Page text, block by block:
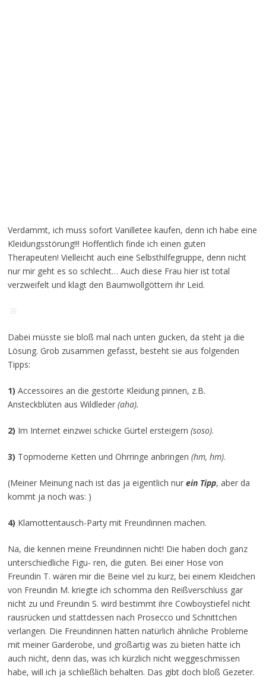
Verdammt, ich muss sofort Vanilletee kaufen, denn ich habe eine
Kleidungsstörung!!! Hoffentlich finde ich einen guten
Therapeuten! Vielleicht auch eine Selbsthilfegruppe, denn nicht
nur mir geht es so schlecht… Auch diese Frau hier ist total
verzweifelt und klagt den Baumwollgöttern ihr Leid.
Dabei müsste sie bloß mal nach unten gucken, da steht ja die
Lösung. Grob zusammen gefasst, besteht sie aus folgenden
Tipps:
1) Accessoires an die gestörte Kleidung pinnen, z.B.
Ansteckblüten aus Wildleder (aha).
2) Im Internet einzwei schicke Gürtel ersteigern (soso).
3) Topmoderne Ketten und Ohrringe anbringen (hm, hm).
(Meiner Meinung nach ist das ja eigentlich nur ein Tipp, aber da
kommt ja noch was: )
4) Klamottentausch-Party mit Freundinnen machen.
Na, die kennen meine Freundinnen nicht! Die haben doch ganz
unterschiedliche Figu- ren, die guten. Bei einer Hose von
Freundin T. wären mir die Beine viel zu kurz, bei einem Kleidchen
von Freundin M. kriegte ich schomma den Reißverschluss gar
nicht zu und Freundin S. wird bestimmt ihre Cowboystiefel nicht
rausrücken und stattdessen nach Prosecco und Schnittchen
verlangen. Die Freundinnen hätten natürlich ähnliche Probleme
mit meiner Garderobe, und großartig was zu bieten hätte ich
auch nicht, denn das, was ich kürzlich nicht weggeschmissen
habe, will ich ja schließlich behalten. Das gibt doch bloß Gezeter.